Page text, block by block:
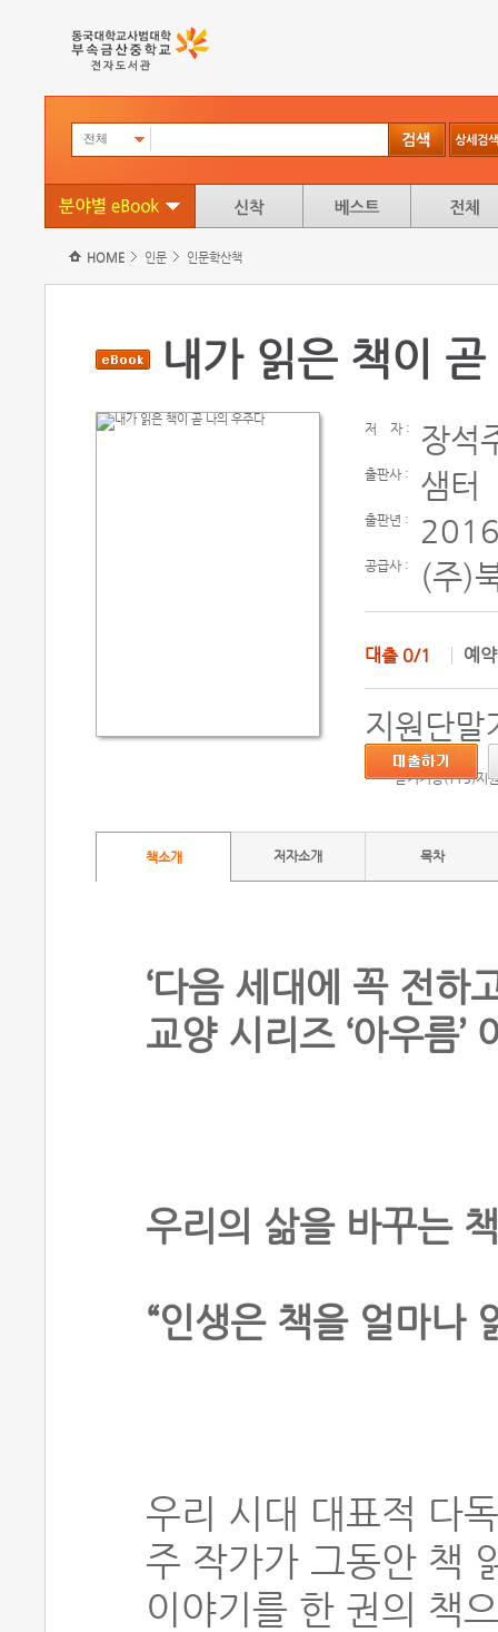
전체
HOME 인문 인문학산책
내가 읽은 책이
저 자 : 장석
출판사 : 샘터
출판년 :
공급사 : (주)
대출 0/1 예
지원단말
듣기기능(TTS)지
책소개 저자소개 목차
‘다음 세대에 꼭 전하
교양 시리즈 ‘아우름’
우리의 삶을 바꾸는
“인생은 책을 얼마나
우리 시대 대표적 다
주 작가가 그동안 책
이야기를 한 권의 책